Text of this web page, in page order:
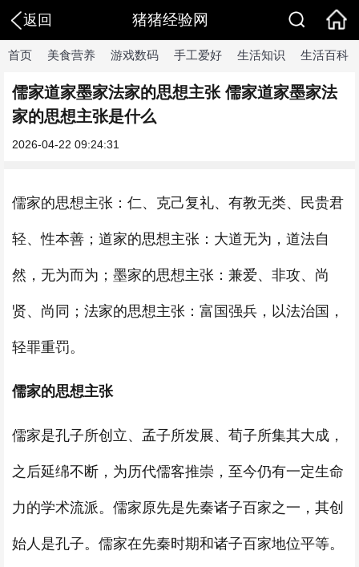
返回 猪猪经验网
首页 美食营养 游戏数码 手工爱好 生活知识 生活百科
儒家道家墨家法家的思想主张 儒家道家墨家法
家的思想主张是什么
2026-04-22 09:24:31
儒家的思想主张：仁、克己复礼、有教无类、民贵君
轻、性本善；道家的思想主张：大道无为，道法自
然，无为而为；墨家的思想主张：兼爱、非攻、尚
贤、尚同；法家的思想主张：富国强兵，以法治国，
轻罪重罚。
儒家的思想主张
儒家是孔子所创立、孟子所发展、荀子所集其大成，
之后延绵不断，为历代儒客推崇，至今仍有一定生命
力的学术流派。儒家原先是先秦诸子百家之一，其创
始人是孔子。儒家在先秦时期和诸子百家地位平等。